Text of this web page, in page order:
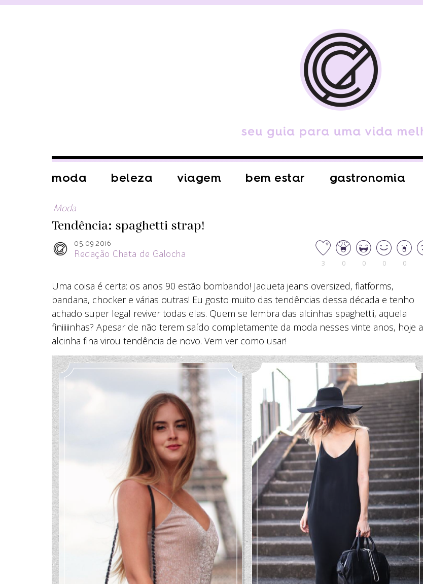
moda beleza viagem bem estar gastronomia
Moda
Tendência: spaghetti strap!
05.09.2016
Redação Chata de Galocha
3 0 0 0 0
Uma coisa é certa: os anos 90 estão bombando! Jaqueta jeans oversized, flatforms,
bandana, chocker e várias outras! Eu gosto muito das tendências dessa década e tenho
achado super legal reviver todas elas. Quem se lembra das alcinhas spaghettii, aquela
finiiiiinhas? Apesar de não terem saído completamente da moda nesses vinte anos, hoje a
alcinha fina virou tendência de novo. Vem ver como usar!